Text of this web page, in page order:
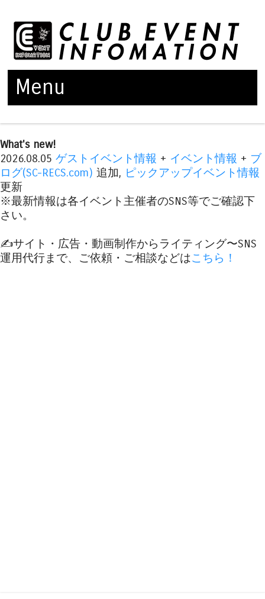
Menu
What's new!
2026.08.05 ゲストイベント情報 + イベント情報 + ブ
ログ(SC-RECS.com) 追加, ピックアップイベント情報
更新
※最新情報は各イベント主催者のSNS等でご確認下
さい。
✍️サイト・広告・動画制作からライティング〜SNS
運用代行まで、ご依頼・ご相談などはこちら！